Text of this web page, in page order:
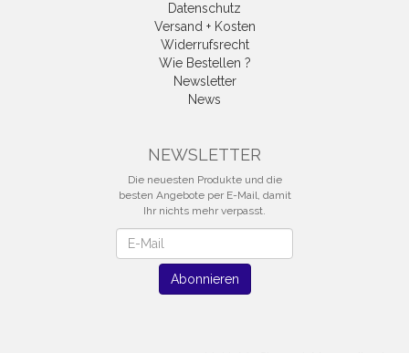
Datenschutz
Versand + Kosten
Widerrufsrecht
Wie Bestellen ?
Newsletter
News
NEWSLETTER
Die neuesten Produkte und die
besten Angebote per E-Mail, damit
Ihr nichts mehr verpasst.
Abonnieren